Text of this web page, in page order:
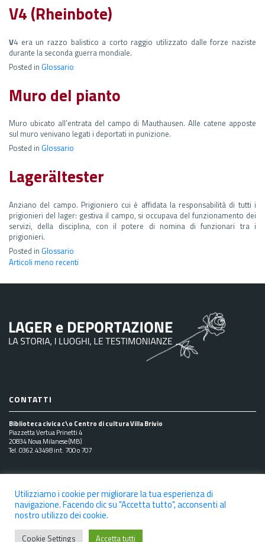
V4 (Rheinbote)
V4 era un razzo balistico a corto raggio utilizzato dalle forze naziste
durante la seconda guerra mondiale.
Posted in Glossario
Muro del pianto
Muro ubicato all’entrata del campo di Mauthausen. Alle catene apposte
sul muro venivano legati i deportati in punizione.
Posted in Glossario
Lagerältester
Anziano del campo. Prigioniero cui è affidata la responsabilità di tutti i
prigionieri del lager: gestiva il campo, si occupava del funzionamento dei
servizi, della disciplina, con il potere di nomina di funzionari tra i
prigionieri.
Posted in Glossario
Navigazione
articoli
Articoli meno recenti
CONTATTI
Biblioteca civica c\o Centro di cultura Villa Brivio
Piazzetta Vertua Prinetti 4
20834 Nova Milanese (MB)
Tel. 0362.43498 int. 700 o 707
Utilizziamo i cookie per migliorare la tua esperienza di
navigazione. Facendo clic su "Accetta tutto", acconsenti al
nostro utilizzo dei cookie.
Cookie Settings Accetta tutti